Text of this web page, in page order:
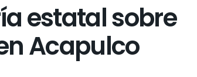
estatal sobre
Acapulco